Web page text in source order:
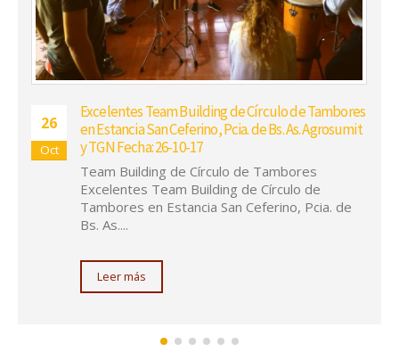
Gira Pampa de Círculo De Tambores -
Capacitación RRHH Cerramos con éxito la gira
de "PAMPA EN FAMILIA", que nos llevó...
Leer más